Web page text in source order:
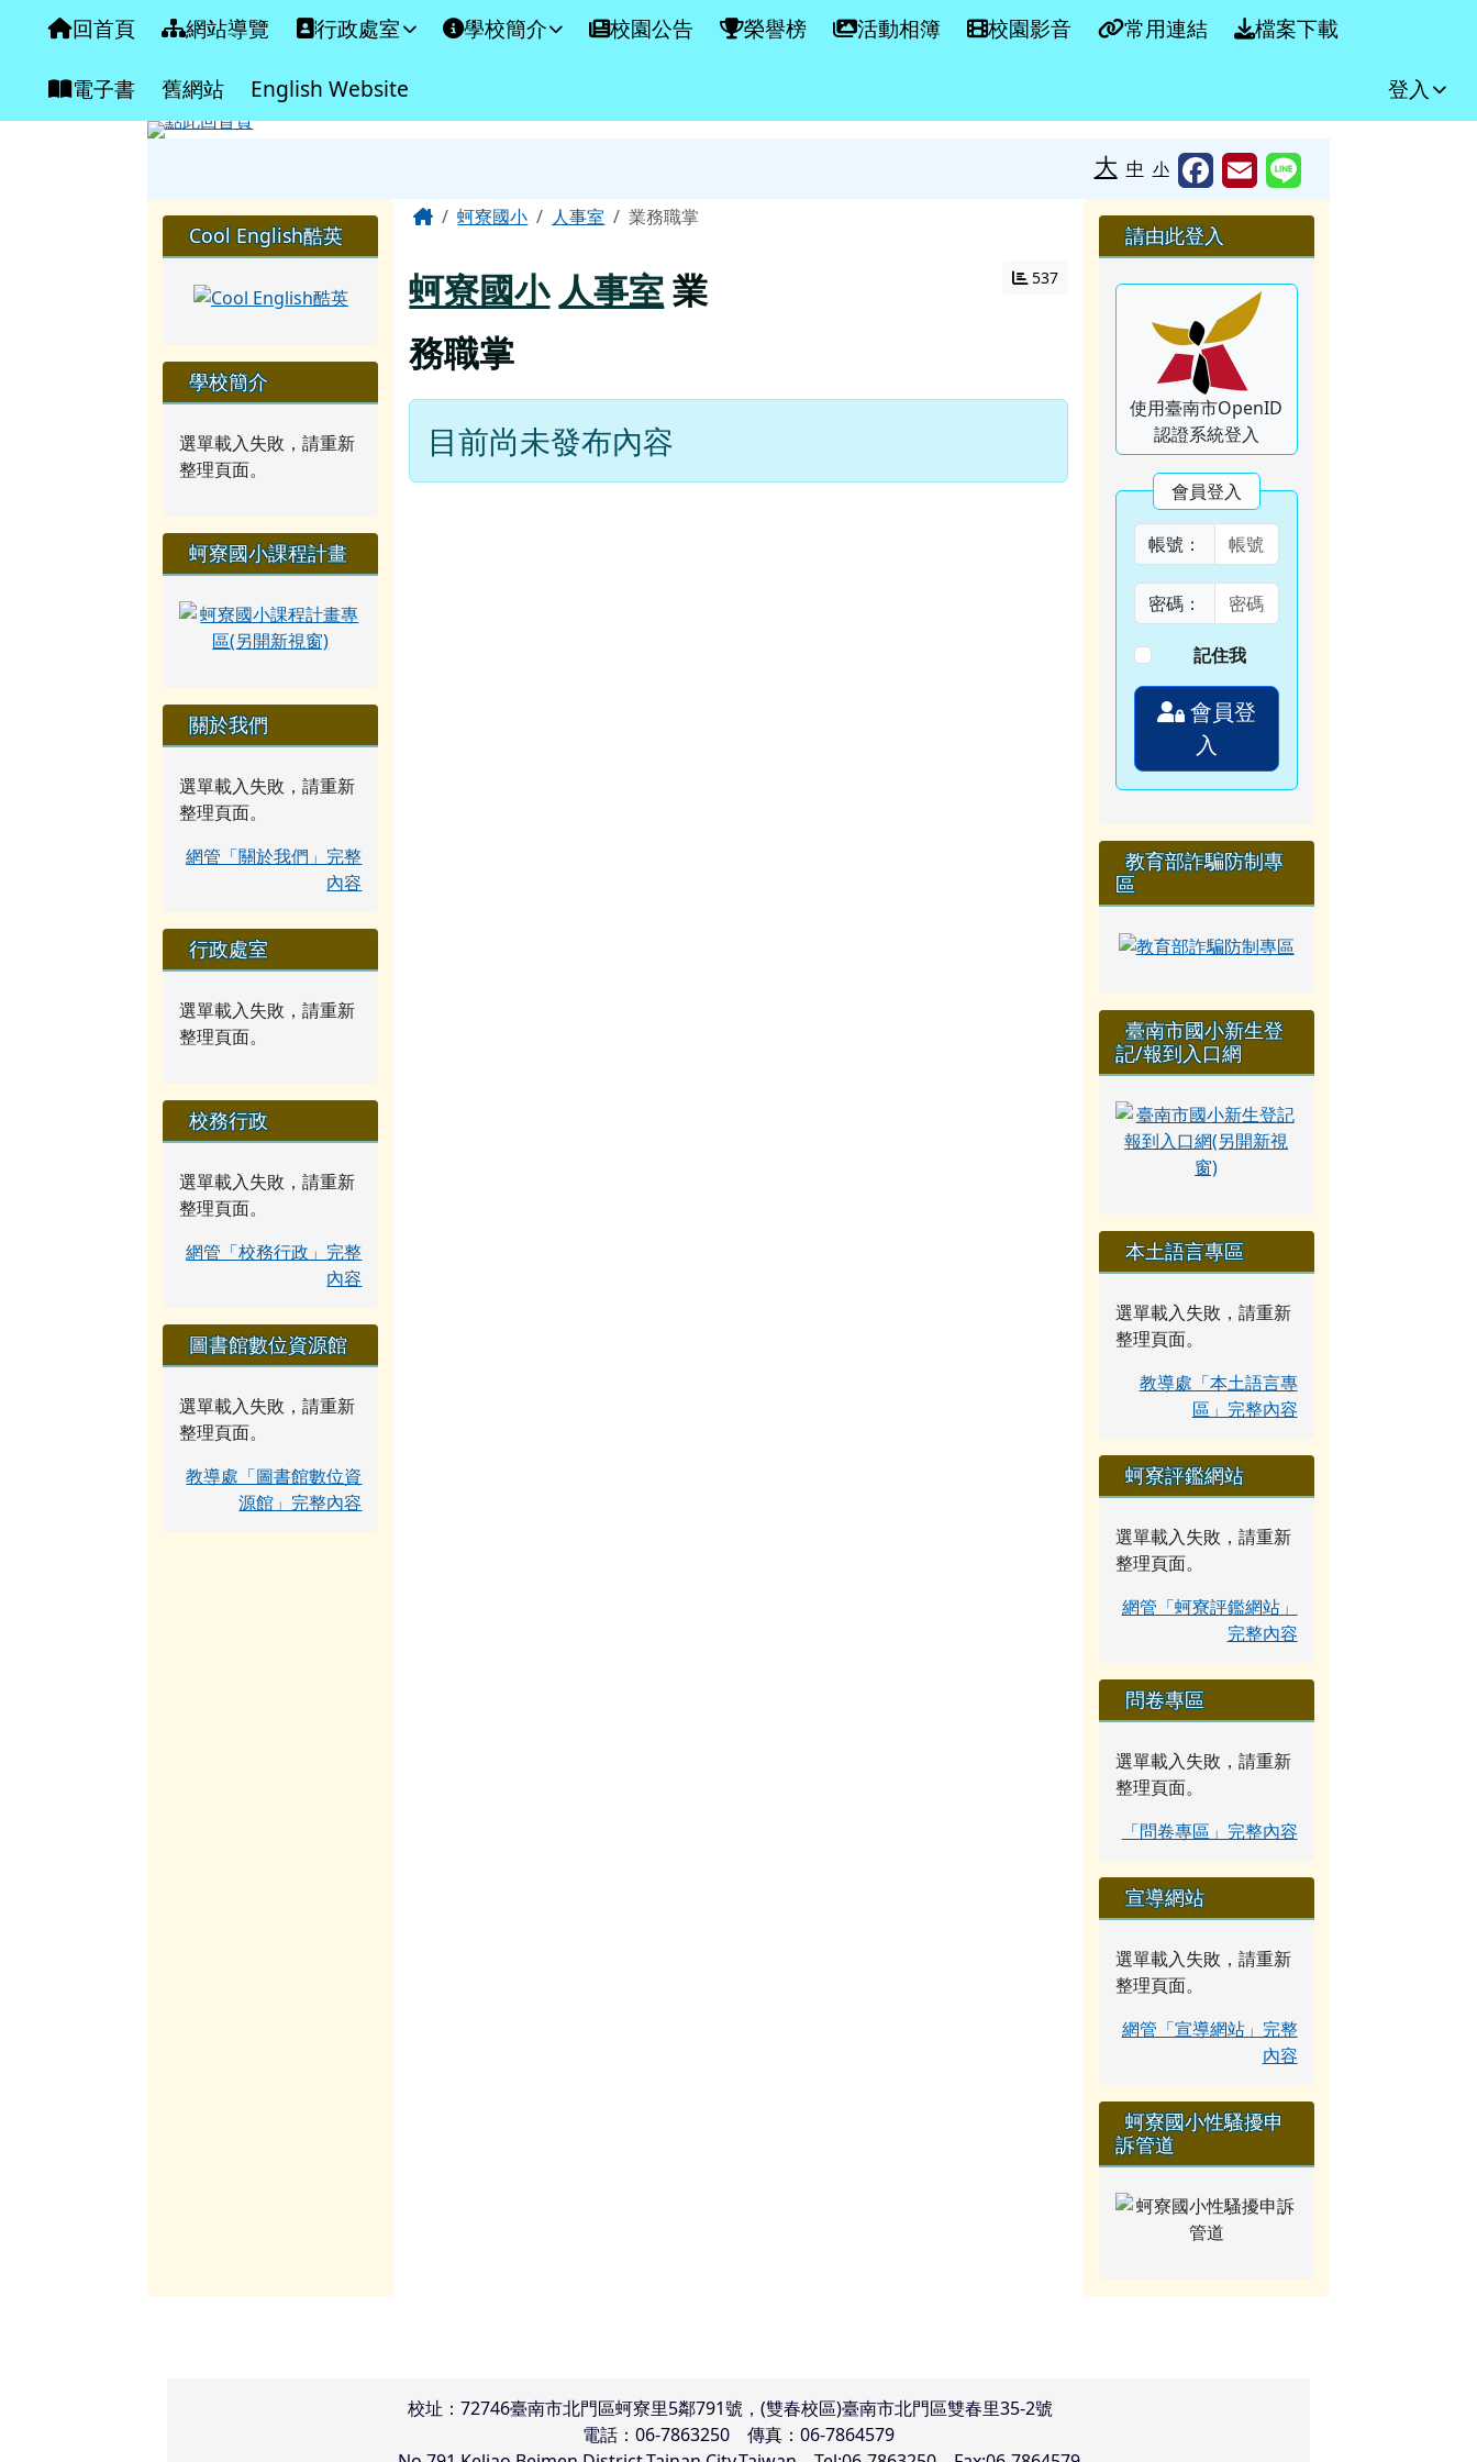
跳至主內容區
臺南市北門區蚵寮國民小學網站
導覽列回首頁 網站導覽 行政處室 學校簡介 校園公告 榮譽榜 活動相簿 校園影音 常用連結 檔案下載
電子書 舊網站 English Website 登入
大 中 小
左邊區域內容
Cool English酷英
學校簡介
選單載入失敗，請重新
整理頁面。
蚵寮國小課程計畫
關於我們
選單載入失敗，請重新
整理頁面。
網管「關於我們」完整
內容
行政處室
選單載入失敗，請重新
整理頁面。
校務行政
選單載入失敗，請重新
整理頁面。
網管「校務行政」完整
內容
圖書館數位資源館
選單載入失敗，請重新
整理頁面。
教導處「圖書館數位資
源館」完整內容
主內容區域
Home蚵寮國小 人事室 業務職掌
蚵寮國小 人事室業
務職掌
537
目前尚未發布內容
右邊區域內容
請由此登入
使用臺南市OpenID
認證系統登入
會員登入
帳號：
密碼：
記住我
會員登
入
教育部詐騙防制專
區
臺南市國小新生登
記/報到入口網
本土語言專區
選單載入失敗，請重新
整理頁面。
教導處「本土語言專
區」完整內容
蚵寮評鑑網站
選單載入失敗，請重新
整理頁面。
網管「蚵寮評鑑網站」
完整內容
問卷專區
選單載入失敗，請重新
整理頁面。
「問卷專區」完整內容
宣導網站
選單載入失敗，請重新
整理頁面。
網管「宣導網站」完整
內容
蚵寮國小性騷擾申
訴管道
校址：72746臺南市北門區蚵寮里5鄰791號，(雙春校區)臺南市北門區雙春里35-2號
電話：06-7863250 傳真：06-7864579